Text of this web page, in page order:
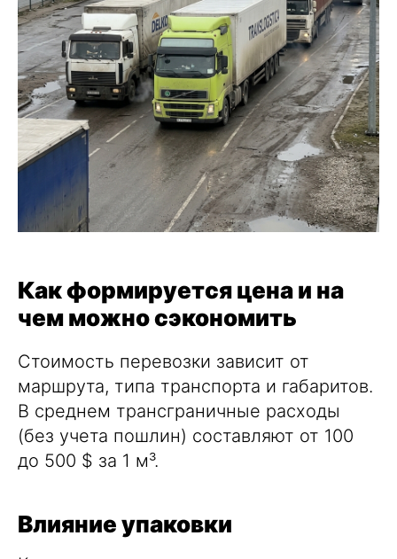
Как формируется цена и на
чем можно сэкономить
Стоимость перевозки зависит от
маршрута, типа транспорта и габаритов.
В среднем трансграничные расходы
(без учета пошлин) составляют от 100
до 500 $ за 1 м³.
Влияние упаковки